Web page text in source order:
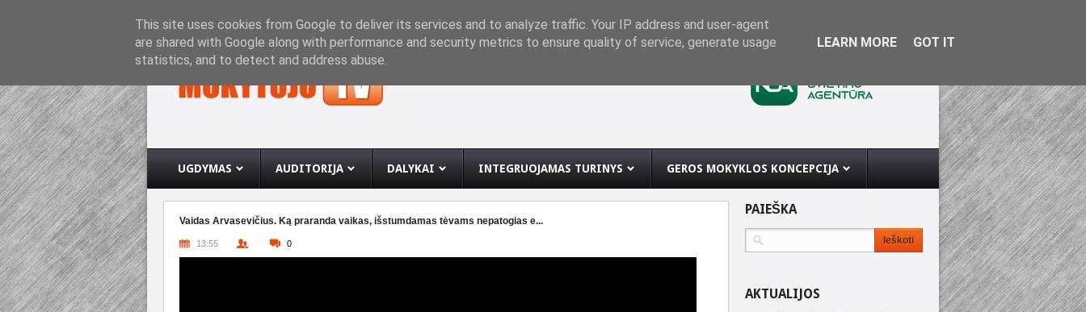
UGDYMAS AUDITORIJA DALYKAI INTEGRUOJAMAS TURINYS GEROS MOKYKLOS KONCEPCIJA
Vaidas Arvasevičius. Ką praranda vaikas, išstumdamas tėvams nepatogias e...
13:55 0
PAIEŠKA
AKTUALIJOS
This site uses cookies from Google to deliver its services and to analyze traffic. Your IP address and user-agent
are shared with Google along with performance and security metrics to ensure quality of service, generate usage
statistics, and to detect and address abuse.
LEARN MORE GOT IT